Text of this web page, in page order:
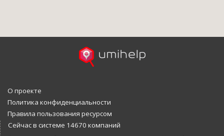
О проекте
Политика конфиденциальности
Правила пользования ресурсом
Сейчас в системе 14670 компаний